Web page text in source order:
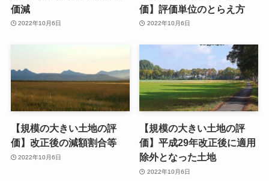
価減
2022年10月6日
価】評価単位のとらえ方
2022年10月6日
【規模の大きい土地の評
価】改正後の減額割合等
2022年10月6日
【規模の大きい土地の評
価】平成29年改正後に適用
除外となった土地
2022年10月6日